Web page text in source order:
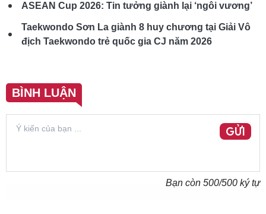
ASEAN Cup 2026: Tin tưởng giành lại ‘ngôi vương’
Taekwondo Sơn La giành 8 huy chương tại Giải Vô
địch Taekwondo trẻ quốc gia CJ năm 2026
BÌNH LUẬN
GỬI
Bạn còn 500/500 ký tự